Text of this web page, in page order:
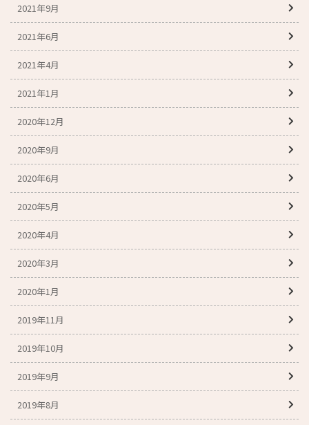
2021年9月
2021年6月
2021年4月
2021年1月
2020年12月
2020年9月
2020年6月
2020年5月
2020年4月
2020年3月
2020年1月
2019年11月
2019年10月
2019年9月
2019年8月